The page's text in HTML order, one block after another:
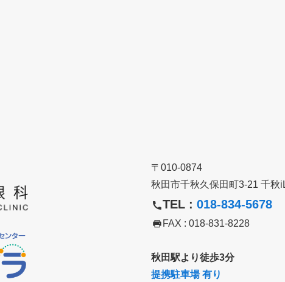
〒010-0874
秋田市千秋久保田町3-21 千秋
TEL :018-834-5678
FAX : 018-831-8228
秋田駅より徒歩3分
提携駐車場 有り